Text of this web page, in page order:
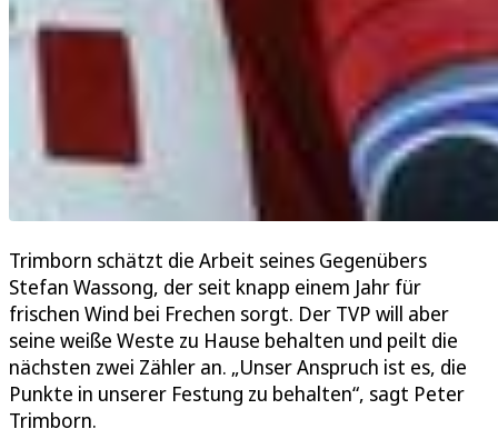
Trimborn schätzt die Arbeit seines Gegenübers
Stefan Wassong, der seit knapp einem Jahr für
frischen Wind bei Frechen sorgt. Der TVP will aber
seine weiße Weste zu Hause behalten und peilt die
nächsten zwei Zähler an. „Unser Anspruch ist es, die
Punkte in unserer Festung zu behalten“, sagt Peter
Trimborn.